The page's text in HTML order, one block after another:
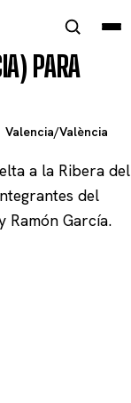
PARA
Valencia/València
a la Ribera del
del
Ramón García.